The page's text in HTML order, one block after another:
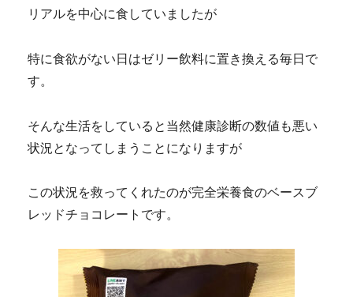
リアルを中心に食していましたが
特に食欲がない日はゼリー飲料に置き換える毎日で
す。
そんな生活をしていると当然健康診断の数値も悪い
状況となってしまうことになりますが
この状況を救ってくれたのが完全栄養食のベースブ
レッドチョコレートです。